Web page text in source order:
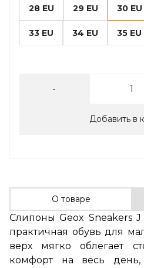
28 EU 29 EU 30 EU
33 EU 34 EU 35 EU
-
Добавить в
О товаре
Слипоны Geox Sneakers
практичная обувь для
верх мягко облегает
комфорт на весь